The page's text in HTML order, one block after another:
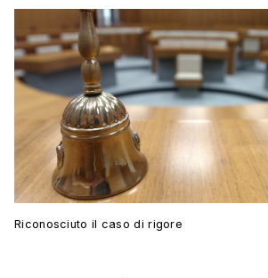
Riconosciuto il caso di rigore